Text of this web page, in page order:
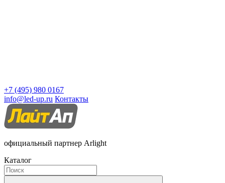
+7 (495) 980 0167
info@led-up.ru Контакты
официальный партнер Arlight
Каталог